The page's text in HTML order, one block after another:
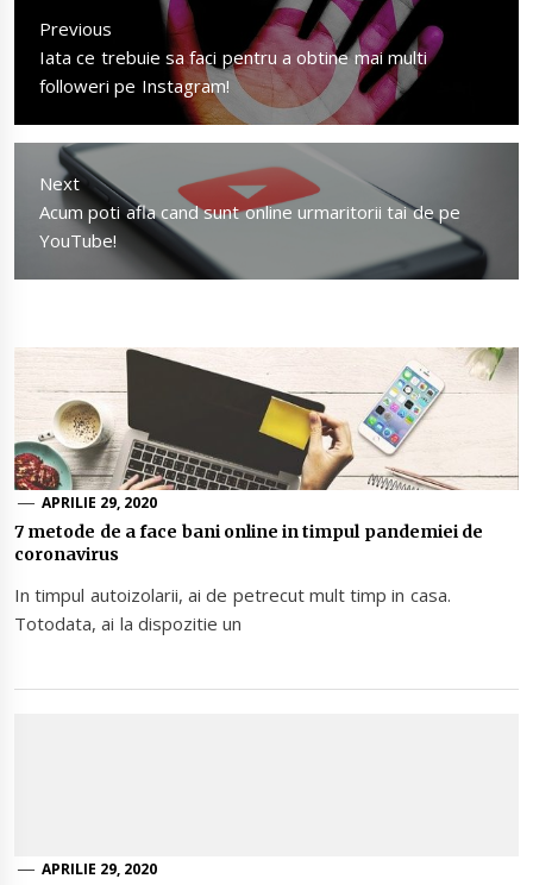
în
articole
Previous
Previous
post:
Iata ce trebuie sa faci pentru a obtine mai multi
followeri pe Instagram!
Next
Next
post:
Acum poti afla cand sunt online urmaritorii tai de pe
YouTube!
APRILIE 29, 2020
7 metode de a face bani online in timpul pandemiei de
coronavirus
In timpul autoizolarii, ai de petrecut mult timp in casa.
Totodata, ai la dispozitie un
APRILIE 29, 2020